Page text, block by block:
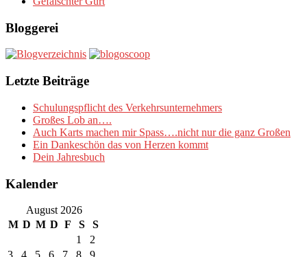
Bloggerei
Letzte Beiträge
Schulungspflicht des Verkehrsunternehmers
Großes Lob an….
Auch Karts machen mir Spass….nicht nur die ganz Großen
Ein Dankeschön das von Herzen kommt
Dein Jahresbuch
Kalender
August 2026
M D M D F S
S
1
2